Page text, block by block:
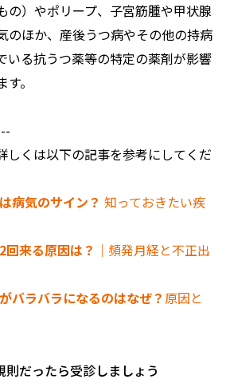
の）やポリープ、子宮筋腫や甲状腺
のほか、産後うつ病やその他の持病
いる抗うつ薬等の特定の薬剤が影響
。
しくは以下の記事を参考にしてくだ
病気のサイン？ 知っておきたい疾
来る原因は？ ｜頻発月経と不正出
バラバラになるのはなぜ？ 原因と
則だったら受診しましょう